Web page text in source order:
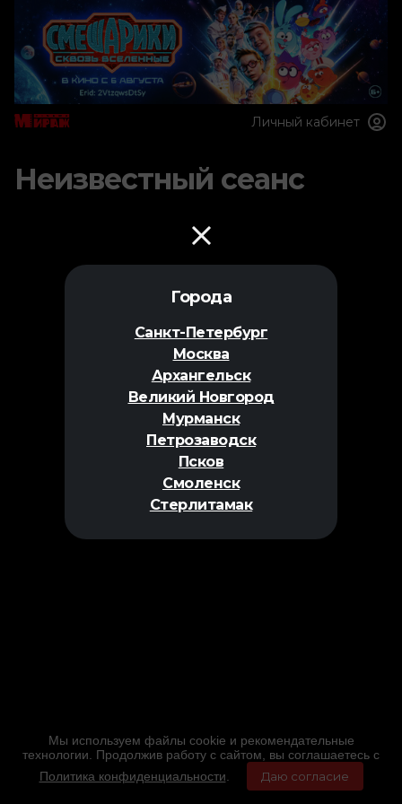
Города
Санкт-Петербург
Москва
Архангельск
Великий Новгород
Мурманск
Петрозаводск
Псков
Смоленск
Стерлитамак
Личный кабинет
Неизвестный сеанс
Мы используем файлы cookie и рекомендательные
технологии. Продолжив работу с сайтом, вы соглашаетесь с
Политика конфиденциальности
Даю согласие